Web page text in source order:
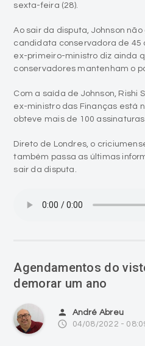
sexta-feira (28).
Ao sair da disputa, Johnson
candidata conservadora de 45
ex-primeiro-ministro diz ainda
conservadores mantenham o
Com a saída de Johnson, Rishi
ex-ministro das Finanças está
obteve mais de 100 assinaturas.
Direto de Londres, o
também passa as últimas
sair da disputa.
Agendamentos do
demorar um ano
person André Abreu
access_time 04/08/2022 -